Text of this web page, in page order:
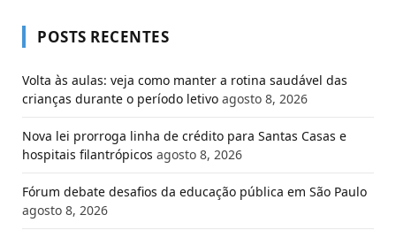
POSTS RECENTES
Volta às aulas: veja como manter a rotina saudável das
crianças durante o período letivo agosto 8, 2026
Nova lei prorroga linha de crédito para Santas Casas e
hospitais filantrópicos agosto 8, 2026
Fórum debate desafios da educação pública em São Paulo
agosto 8, 2026